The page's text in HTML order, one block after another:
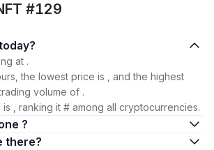
#129
How much is today?
at .
the lowest price is , and the highest
volume of .
, ranking it # among all cryptocurrencies.
?
many are there?